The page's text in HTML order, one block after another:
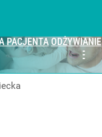
PACJENTA ODŻYWIANIE